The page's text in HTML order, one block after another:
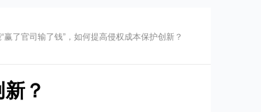
赢了官司输了钱”，如何提高侵权成本保护创新？
？